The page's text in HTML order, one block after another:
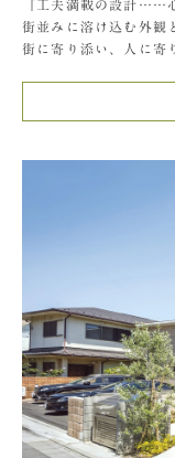
『工夫満載の設計……
街並みに溶け込む外
街に寄り添い、人に寄